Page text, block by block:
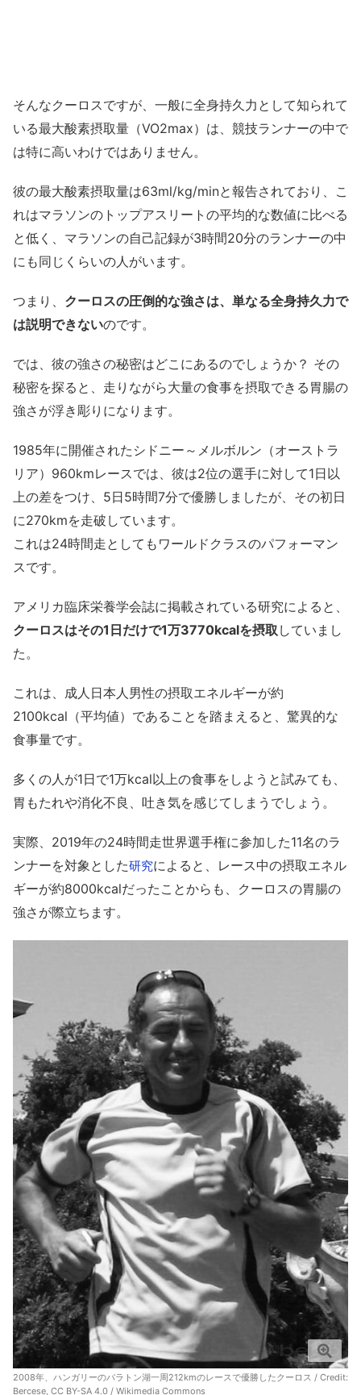
そんなクーロスですが、一般に全身持久力として知られて
いる最大酸素摂取量（VO2max）は、競技ランナーの中で
は特に高いわけではありません。
彼の最大酸素摂取量は63ml/kg/minと報告されており、こ
れはマラソンのトップアスリートの平均的な数値に比べる
と低く、マラソンの自己記録が3時間20分のランナーの中
にも同じくらいの人がいます。
つまり、 クーロスの圧倒的な強さは、単なる全身持久力で
は説明できないのです。
では、彼の強さの秘密はどこにあるのでしょうか？ その
秘密を探ると、走りながら大量の食事を摂取できる胃腸の
強さが浮き彫りになります。
1985年に開催されたシドニー～メルボルン（オーストラ
リア）960kmレースでは、彼は2位の選手に対して1日以
上の差をつけ、5日5時間7分で優勝しましたが、その初日
に270kmを走破しています。
これは24時間走としてもワールドクラスのパフォーマン
スです。
アメリカ臨床栄養学会誌に掲載されている研究によると、
クーロスはその1日だけで1万3770kcalを摂取 していまし
た。
これは、成人日本人男性の摂取エネルギーが約
2100kcal（平均値）であることを踏まえると、驚異的な
食事量です。
多くの人が1日で1万kcal以上の食事をしようと試みても、
胃もたれや消化不良、吐き気を感じてしまうでしょう。
実際、2019年の24時間走世界選手権に参加した11名のラ
ンナーを対象とした研究によると、レース中の摂取エネル
ギーが約8000kcalだったことからも、クーロスの胃腸の
強さが際立ちます。
2008年、ハンガリーのバラトン湖一周212kmのレースで優勝したクーロス / Credit:
Bercese, CC BY-SA 4.0 / Wikimedia Commons